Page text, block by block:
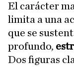
El carácter
limita a una
que se
profundo,
Dos figuras